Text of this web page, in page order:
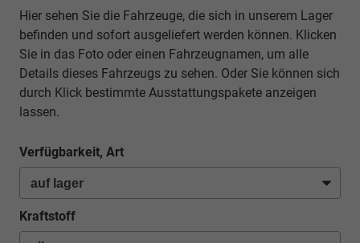
Hier sehen Sie die Fahrzeuge, die sich in unserem Lager
befinden und sofort ausgeliefert werden können. Klicken
Sie in das Foto oder einen Fahrzeugnamen, um alle
Details dieses Fahrzeugs zu sehen. Oder Sie können sich
durch Klick bestimmte Ausstattungspakete anzeigen
lassen.
Verfügbarkeit, Art
Kraftstoff